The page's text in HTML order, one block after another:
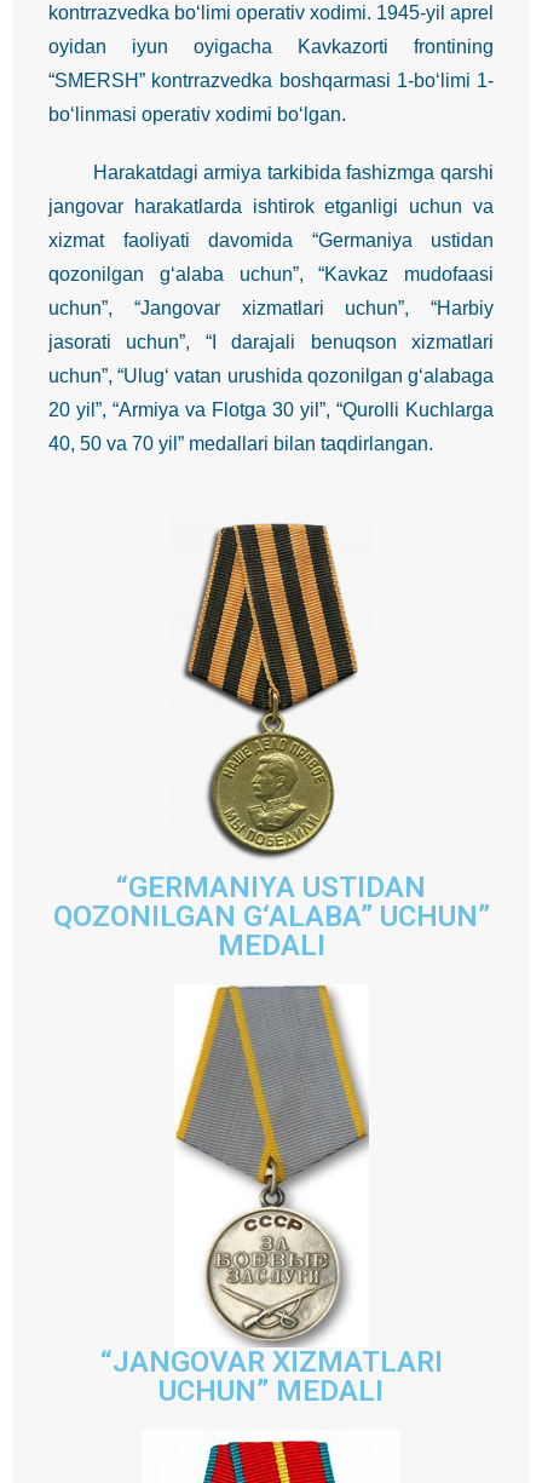
kontrrazvedka bo‘limi operativ xodimi. 1945-yil aprel
oyidan iyun oyigacha Kavkazorti frontining
“SMERSH” kontrrazvedka boshqarmasi 1-bo‘limi 1-
bo‘linmasi operativ xodimi bo‘lgan.
Harakatdagi armiya tarkibida fashizmga qarshi
jangovar harakatlarda ishtirok etganligi uchun va
xizmat faoliyati davomida “Germaniya ustidan
qozonilgan g‘alaba uchun”, “Kavkaz mudofaasi
uchun”, “Jangovar xizmatlari uchun”, “Harbiy
jasorati uchun”, “I darajali benuqson xizmatlari
uchun”, “Ulug‘ vatan urushida qozonilgan g‘alabaga
20 yil”, “Armiya va Flotga 30 yil”, “Qurolli Kuchlarga
40, 50 va 70 yil” medallari bilan taqdirlangan.
“GERMANIYA USTIDAN
QOZONILGAN G‘ALABA” UCHUN”
MEDALI
“JANGOVAR XIZMATLARI
UCHUN” MEDALI